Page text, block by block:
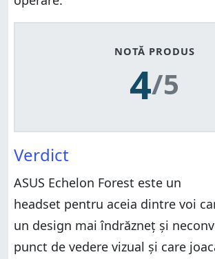
NOTĂ PRODUS
4/5
Verdict
ASUS Echelon Forest este un
headset pentru aceia dintre voi
un design mai îndrăzneț și
punct de vedere vizual și care